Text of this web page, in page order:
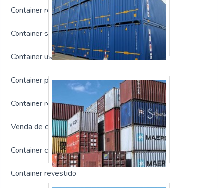
Container refrigerado preço
Container sanitário
Container usado à venda
Container para obra preço
Container refrigerado 20 pés
Venda de container usado rj
Container chuveiro
Container revestido